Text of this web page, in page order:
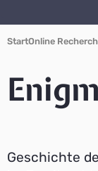
StartOnline
Geschichte